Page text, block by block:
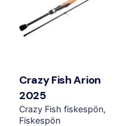
Crazy Fish Arion
2025
Crazy Fish fiskespön
Fiskespön